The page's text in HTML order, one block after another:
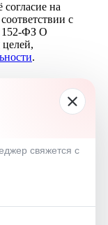
на
с
152-ФЗ О
.
свяжется с